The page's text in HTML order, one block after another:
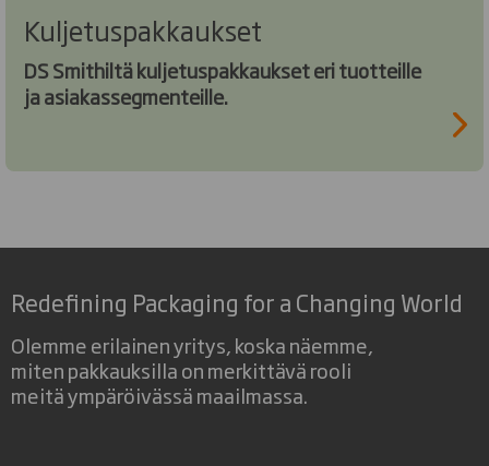
Kuljetuspakkaukset
DS Smithiltä kuljetuspakkaukset eri tuotteille
ja asiakassegmenteille.
Redefining Packaging for a Changing World
Olemme erilainen yritys, koska näemme,
miten pakkauksilla on merkittävä rooli
meitä ympäröivässä maailmassa.